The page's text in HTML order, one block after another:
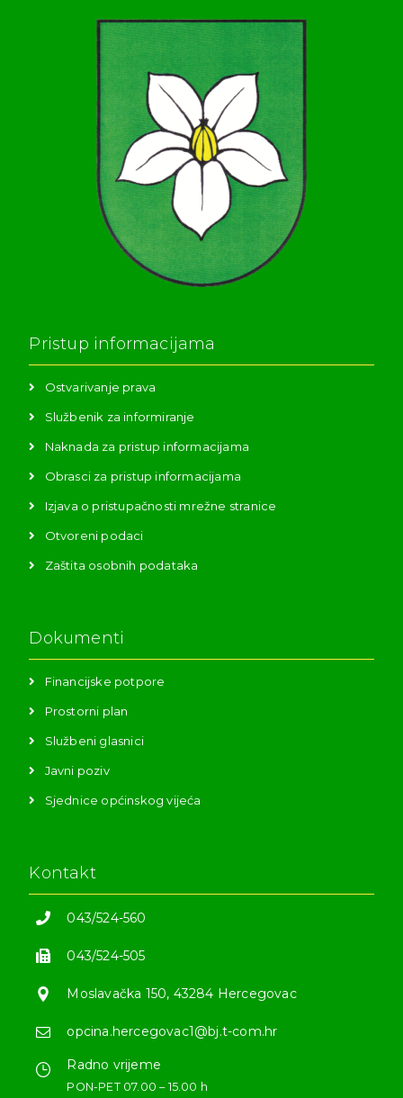
Pristup informacijama
Ostvarivanje prava
Službenik za informiranje
Naknada za pristup informacijama
Obrasci za pristup informacijama
Izjava o pristupačnosti mrežne stranice
Otvoreni podaci
Zaštita osobnih podataka
Dokumenti
Financijske potpore
Prostorni plan
Službeni glasnici
Javni poziv
Sjednice općinskog vijeća
Kontakt
043/524-560
043/524-505
Moslavačka 150, 43284 Hercegovac
opcina.hercegovac1@bj.t-com.hr
Radno vrijeme
PON-PET 07.00 – 15.00 h